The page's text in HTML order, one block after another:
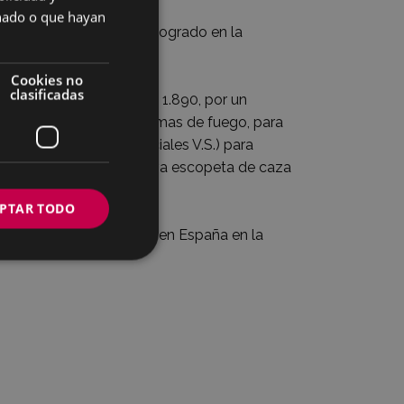
productos, como el logrado en la
Sarasketa: en el año 1.890, por un
de listas de las armas de fuego, para
de una liebre y las iniciales V.S.) para
1.909, por una nueva escopeta de caza
fabricaron escopetas en España en la
o que hayan
Cookies no
clasificadas
TODO